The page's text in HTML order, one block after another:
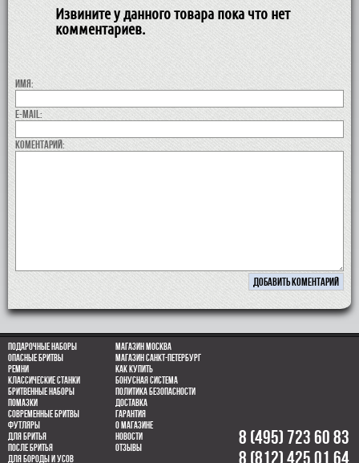
Извините у данного товара пока что нет
комментариев.
Имя:
E-MAIL:
коментарий:
Подарочные наборы
Опасные бритвы
Ремни
Классические станки
Бритвенные наборы
Помазки
Современные бритвы
Футляры
Для бритья
После бритья
Для бороды и усов
Магазин Москва
Магазин Санкт-Петербург
Как купить
Бонусная система
Политика безопасности
Доставка
Гарантия
О магазине
Новости
Отзывы
8 (495) 723 60 83
8 (812) 425 01 64